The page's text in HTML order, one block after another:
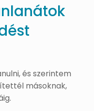
és szerintem
másoknak,